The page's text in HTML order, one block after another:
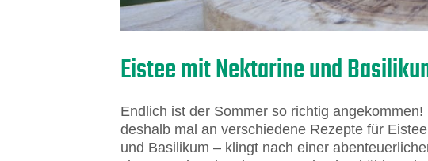
Eistee mit Nektarine und
Endlich ist der Sommer so richtig
deshalb mal an verschiedene Rezepte für
und Basilikum – klingt nach einer